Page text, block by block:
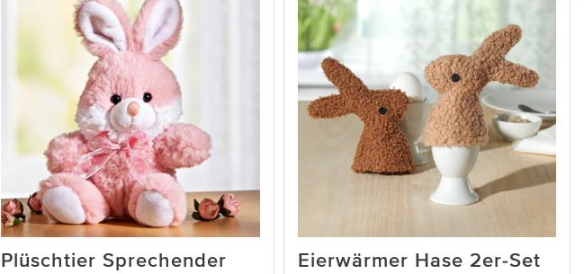
Plüschtier Sprechender
Eierwärmer Hase 2er-Set